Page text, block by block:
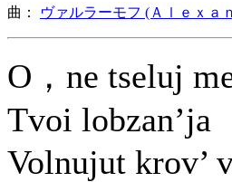
曲： ヴァルラーモフ (Ａｌｅｘａ
O，ne tseluj
Tvoi lobzan’ja
Volnujut krov’